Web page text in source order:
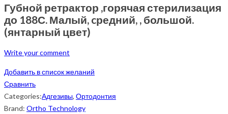
Губной ретрактор ,горячая стерилизация
до 188С. Малый, cредний, , большой.
(янтарный цвет)
Write your comment
Добавить в список желаний
Сравнить
Categories:Адгезивы, Ортодонтия
Brand: Ortho Technology